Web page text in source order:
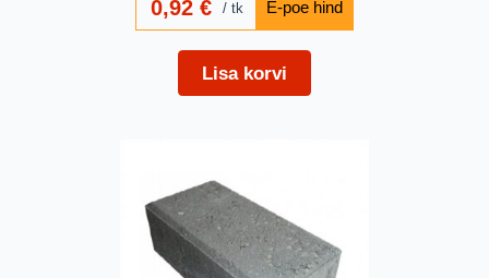
0,92€ tk
Lisa korvi